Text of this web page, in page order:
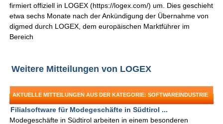
firmiert offiziell in LOGEX (https://logex.com/) um. Dies geschieht
etwa sechs Monate nach der Ankündigung der Übernahme von
digmed durch LOGEX, dem europäischen Marktführer im
Bereich
Weitere Mitteilungen von LOGEX
AKTUELLE MITTEILUNGEN AUS DER KATEGORIE: SOFTWAREINDUSTRIE
Filialsoftware für Modegeschäfte in Südtirol ...
Modegeschäfte in Südtirol arbeiten in einem besonderen